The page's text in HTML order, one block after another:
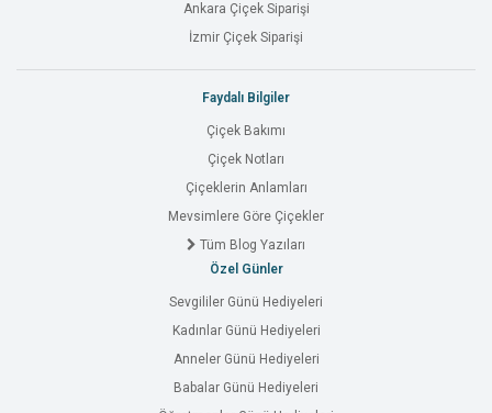
Ankara Çiçek Siparişi
İzmir Çiçek Siparişi
Faydalı Bilgiler
Çiçek Bakımı
Çiçek Notları
Çiçeklerin Anlamları
Mevsimlere Göre Çiçekler
Tüm Blog Yazıları
Özel Günler
Sevgililer Günü Hediyeleri
Kadınlar Günü Hediyeleri
Anneler Günü Hediyeleri
Babalar Günü Hediyeleri